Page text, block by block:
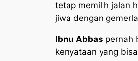
tetap memilih jalan
jiwa dengan
Ibnu Abbas pernah
kenyataan yang